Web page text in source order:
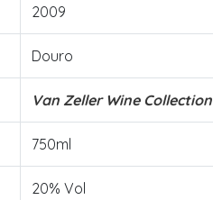
2009
Douro
Van Zeller Wine Collection
750ml
20% Vol